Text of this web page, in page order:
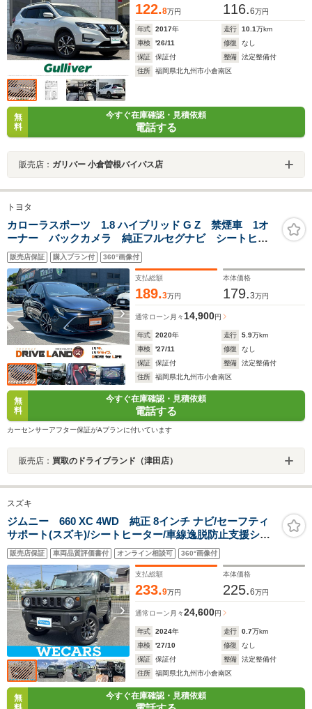
122.8万円 116.6万円
年式 2017年 走行 10.1万km
車検
'26/11 修復
なし
保証
保証付 整備
法定整備付
住所
福岡県北九州市小倉南区
無
料
今すぐ在庫確認・見積依頼
電話する
販売店： ガリバー 小倉曽根バイパス店
トヨタ
カローラスポーツ 1.8 ハイブリッド G Z 禁煙車 1オ
ーナー バックカメラ 純正フルセグナビ シートヒー
ター 前後ドラレコ ETC オートハイビーム ハーフ
レザーシート スマートキー 純正アルミホイール
LEDヘッドランプ フロントフォグランプ
販売店保証 購入プラン付 360°画像付
支払総額
189.3万円
本体価格
179.3万円
通常ローン 月々 14,900円
年式 2020年 走行 5.9万km
車検
'27/11 修復
なし
保証
保証付 整備
法定整備付
住所
福岡県北九州市小倉南区
無
料
今すぐ在庫確認・見積依頼
電話する
カーセンサーアフター保証がAプランに付いています
販売店： 買取のドライブランド（津田店）
スズキ
ジムニー 660 XC 4WD 純正 8インチ ナビ/セーフティ
サポート(スズキ)/シートヒーター/車線逸脱防止支援シス
テム/オートステップ/ドライブレコーダー 前後/ヘッドラ
ンプ LED/Bluetooth接続/ETC
販売店保証 車両品質評価書付 オンライン相談可 360°画像付
支払総額
233.9万円
本体価格
225.6万円
通常ローン 月々24,600円
年式 2024年 走行 0.7万km
車検
'27/10 修復
なし
保証
保証付 整備
法定整備付
住所
福岡県北九州市小倉南区
無
今すぐ在庫確認・見積依頼